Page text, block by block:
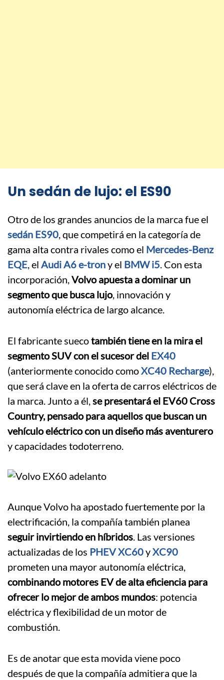
Un sedán de lujo: el ES90
Otro de los grandes anuncios de la marca fue el
sedán ES90, que competirá en la categoría de
gama alta contra rivales como el Mercedes-Benz
EQE, el Audi A6 e-trony el BMW i5. Con esta
incorporación,Volvo apuesta a dominar un
segmento que busca lujo, innovación y
autonomía eléctrica de largo alcance.
El fabricante suecotambién tiene en la mira el
segmento SUV con el sucesor del EX40
(anteriormente conocido comoXC40 Recharge),
que será clave en la oferta de carros eléctricos de
la marca. Junto a él,se presentará el EV60 Cross
Country, pensado para aquellos que buscan un
vehículo eléctrico con un diseño más aventurero
y capacidades todoterreno.
Aunque Volvo ha apostado fuertemente por la
electrificación, la compañía también planea
seguir invirtiendo en híbridos. Las versiones
actualizadas de los PHEV XC60yXC90
prometen una mayor autonomía eléctrica,
combinando motores EV de alta eficiencia para
ofrecer lo mejor de ambos mundos: potencia
eléctrica y flexibilidad de un motor de
combustión.
Es de anotar que esta movida viene poco
después de que la compañía admitiera que la